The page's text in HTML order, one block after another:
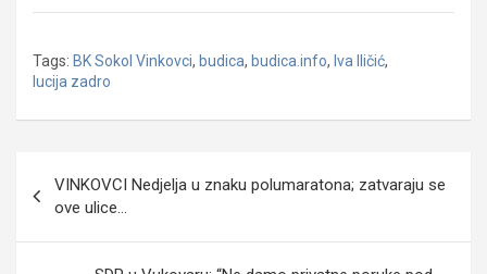
Tags: BK Sokol Vinkovci, budica, budica.info, Iva Iličić,
lucija zadro
objava
VINKOVCI Nedjelja u znaku polumaratona; zatvaraju se
ove ulice…